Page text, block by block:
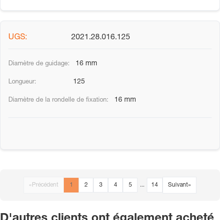
2021.28.016.125
16 mm
125
16 mm
« Précédent 1 2 3 4 5 ... 14 Suivant»